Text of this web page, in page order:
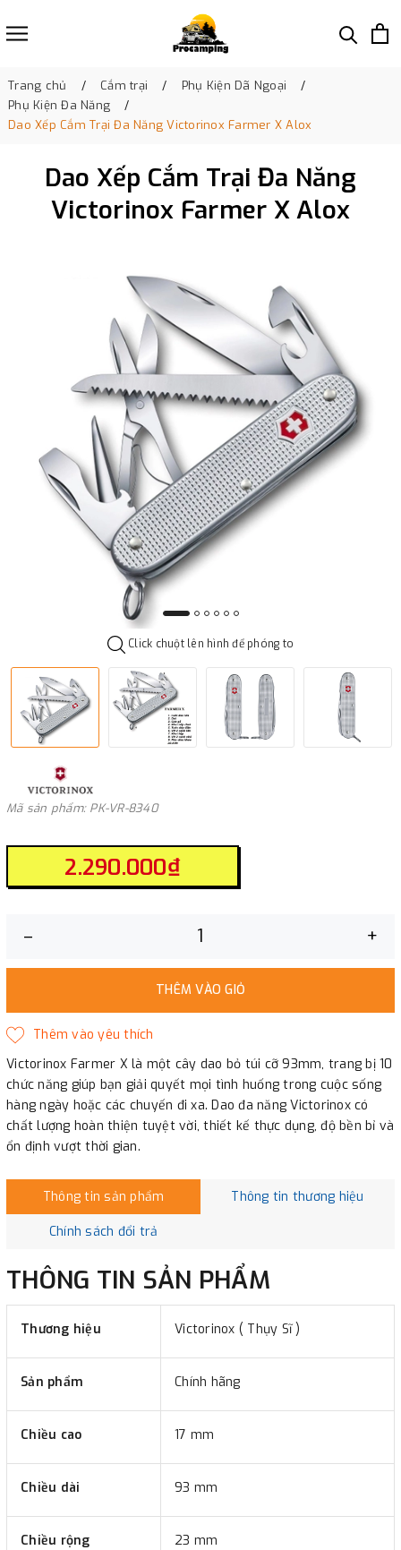
Trang chủ Cắm trại
Phụ Kiện Dã Ngoại
Phụ Kiện Đa Năng
Dao Xếp Cắm Trại Đa Năng Victorinox Farmer X Alox
Dao Xếp Cắm Trại Đa Năng
Victorinox Farmer X Alox
Click chuột lên hình để phóng to
Mã sản phẩm: PK-VR-8340
2.290.000₫
– +
THÊM VÀO GIỎ
Victorinox Farmer X là một cây dao bỏ túi cỡ 93mm, trang bị 10
chức năng giúp bạn giải quyết mọi tình huống trong cuộc sống
hàng ngày hoặc các chuyến đi xa. Dao đa năng Victorinox có
chất lượng hoàn thiện tuyệt vời, thiết kế thực dụng, độ bền bỉ và
ổn định vượt thời gian.
Thông tin sản phẩm Thông tin thương hiệu
Chính sách đổi trả
THÔNG TIN SẢN PHẨM
Thương hiệu Victorinox ( Thụy Sĩ )
Sản phẩm Chính hãng
Chiều cao 17 mm
Chiều dài 93 mm
Chiều rộng 23 mm